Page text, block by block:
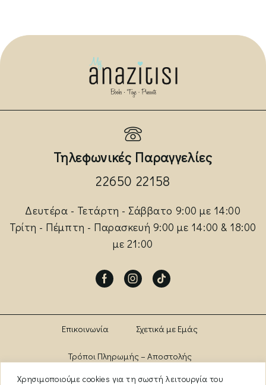
Χρησιμοποιούμε cookies για τη σωστή λειτουργία του
Τηλεφωνικές Παραγγελίες
22650 22158
Δευτέρα - Τετάρτη - Σάββατο 9:00 με 14:00
Τρίτη - Πέμπτη - Παρασκευή 9:00 με 14:00 & 18:00
με 21:00
FacebookInstagram
Tik-
Επικοινωνία Σχετικά με Εμάς
Τρόποι Πληρωμής – Αποστολής